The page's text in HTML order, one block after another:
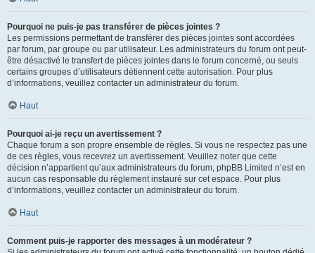
Pourquoi ne puis-je pas transférer de pièces jointes ?
Les permissions permettant de transférer des pièces jointes sont accordées
par forum, par groupe ou par utilisateur. Les administrateurs du forum ont peut-
être désactivé le transfert de pièces jointes dans le forum concerné, ou seuls
certains groupes d’utilisateurs détiennent cette autorisation. Pour plus
d’informations, veuillez contacter un administrateur du forum.
Haut
Pourquoi ai-je reçu un avertissement ?
Chaque forum a son propre ensemble de règles. Si vous ne respectez pas une
de ces règles, vous recevrez un avertissement. Veuillez noter que cette
décision n’appartient qu’aux administrateurs du forum, phpBB Limited n’est en
aucun cas responsable du règlement instauré sur cet espace. Pour plus
d’informations, veuillez contacter un administrateur du forum.
Haut
Comment puis-je rapporter des messages à un modérateur ?